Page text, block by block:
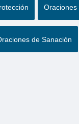
Oraciones
de Sanación